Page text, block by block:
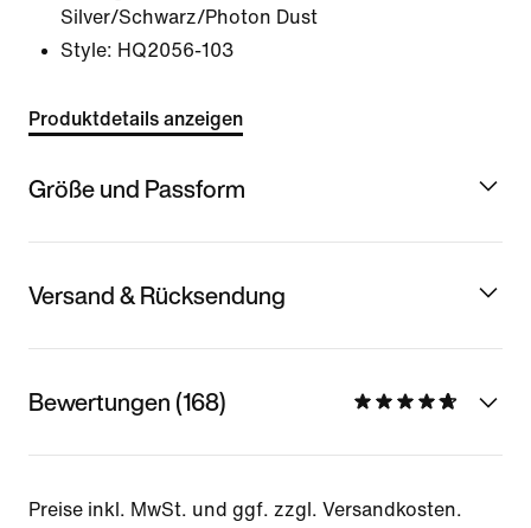
Silver/Schwarz/Photon Dust
Style: HQ2056-103
Produktdetails anzeigen
Größe und Passform
Versand & Rücksendung
Bewertungen (168)
Preise inkl. MwSt. und ggf. zzgl. Versandkosten.